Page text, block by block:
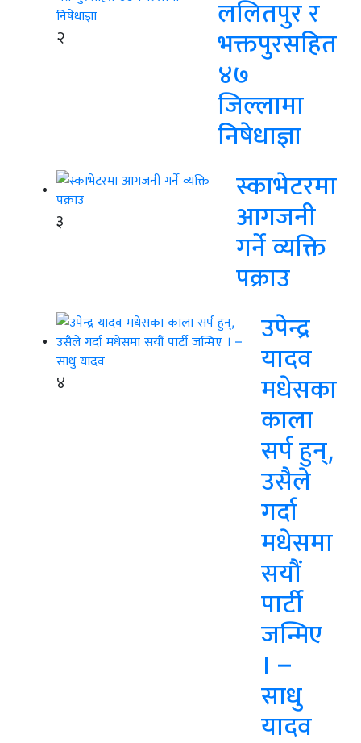
२
ललितपुर र
भक्तपुरसहित
४७
जिल्लामा
निषेधाज्ञा
३
स्काभेटरमा
आगजनी
गर्ने व्यक्ति
पक्राउ
४
उपेन्द्र
यादव
मधेसका
काला
सर्प हुन्,
उसैले
गर्दा
मधेसमा
सयौं
पार्टी
जन्मिए
। –
साधु
यादव